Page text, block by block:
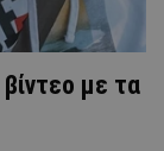
με τα